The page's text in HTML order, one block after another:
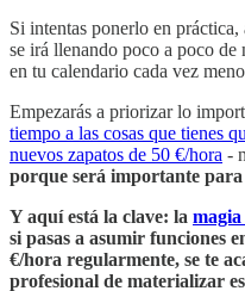
Si intentas ponerlo en práctica,
se irá llenando poco a poco de
en tu calendario cada vez
Empezarás a priorizar lo
tiempo a las cosas que tienes
nuevos zapatos de 50 €/hora -
porque será importante
Y aquí está la clave: la
si pasas a asumir funciones
€/hora regularmente, se te
profesional de materializar